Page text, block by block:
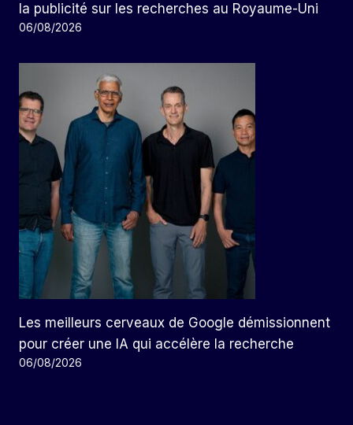
la publicité sur les recherches au Royaume-Uni
06/08/2026
Les meilleurs cerveaux de Google démissionnent
pour créer une IA qui accélère la recherche
06/08/2026